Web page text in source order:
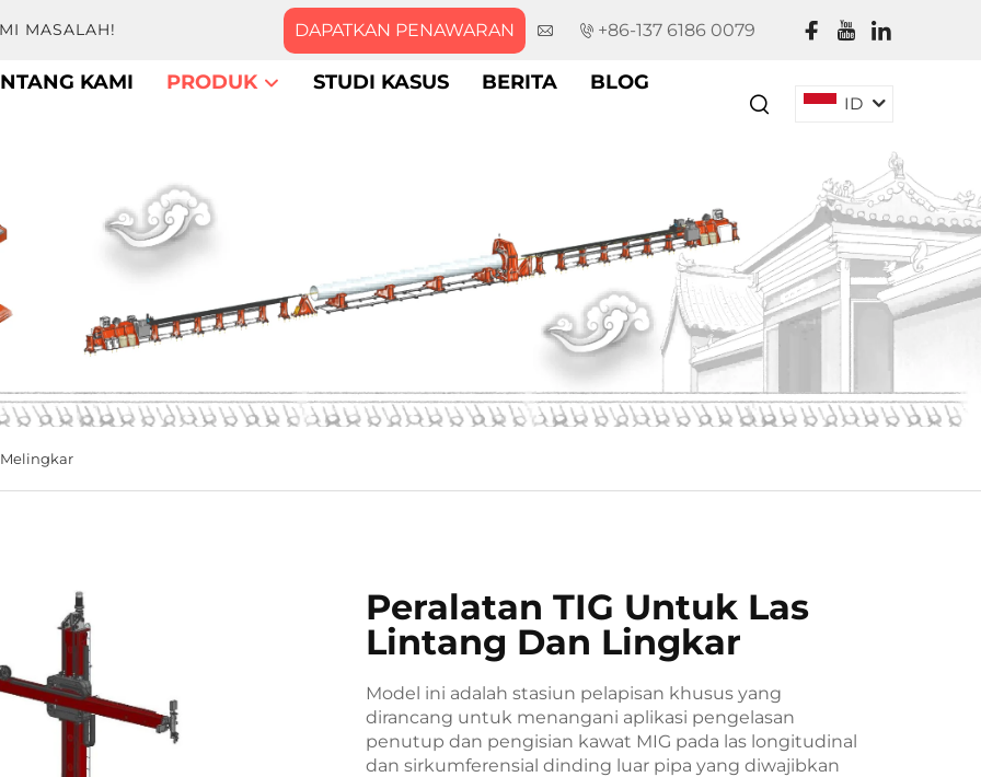
MASALAH! DAPATKAN PENAWARAN +86-137 6186 0079
KAMI PRODUK STUDI KASUS BERITA
BLOG
ID
Peralatan TIG Untuk Las
Lintang Dan Lingkar
Model ini adalah stasiun pelapisan khusus yang
dirancang untuk menangani aplikasi pengelasan
penutup dan pengisian kawat MIG pada las longitudinal
dan sirkumferensial dinding luar pipa yang diwajibkan